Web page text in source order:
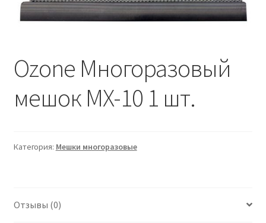
Ozone Многоразовый
мешок MX-10 1 шт.
Категория: Мешки многоразовые
Отзывы (0)